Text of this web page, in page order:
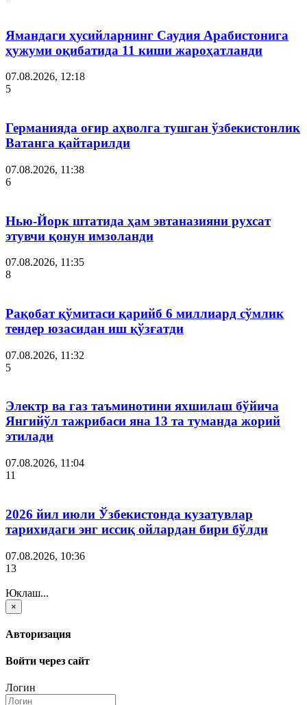
Ямандаги ҳусийларнинг Саудия Арабистонига
ҳужуми оқибатида 11 киши жароҳатланди
07.08.2026, 12:18
5
Германияда оғир аҳволга тушган ўзбекистонлик
Ватанга қайтарилди
07.08.2026, 11:38
6
Нью-Йорк штатида ҳам эвтаназияни рухсат
этувчи қонун имзоланди
07.08.2026, 11:35
8
Рақобат қўмитаси қарийб 6 миллиард сўмлик
тендер юзасидан иш қўзғатди
07.08.2026, 11:32
5
Электр ва газ таъминотини яхшилаш бўйича
Янгийўл тажрибаси яна 13 та туманда жорий
этилади
07.08.2026, 11:04
11
2026 йил июли Ўзбекистонда кузатувлар
тарихидаги энг иссиқ ойлардан бири бўлди
07.08.2026, 10:36
13
Юклаш...
×
Авторизация
Войти через сайт
Логин